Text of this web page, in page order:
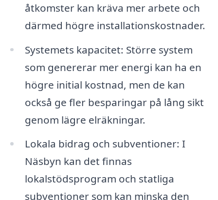
åtkomster kan kräva mer arbete och
därmed högre installationskostnader.
Systemets kapacitet: Större system
som genererar mer energi kan ha en
högre initial kostnad, men de kan
också ge fler besparingar på lång sikt
genom lägre elräkningar.
Lokala bidrag och subventioner: I
Näsbyn kan det finnas
lokalstödsprogram och statliga
subventioner som kan minska den